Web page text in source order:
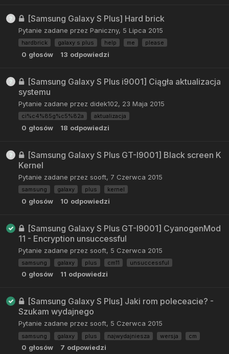
[Samsung Galaxy S Plus] Hard brick
Pytanie zadane przez Paniczny, 5 Lipca 2015
hardbrick galaxy s plus help me please
0 głosów 13 odpowiedzi
[Samsung Galaxy S Plus i9001] Ciągła aktualizacja
systemu
Pytanie zadane przez didek102, 23 Maja 2015
ci%c4%85g%c5%82a aktualizacja
0 głosów 18 odpowiedzi
[Samsung Galaxy S Plus GT-I9001] Black screen K
Kernel
Pytanie zadane przez sooft, 7 Czerwca 2015
samsung galaxy plus kernel
0 głosów 10 odpowiedzi
[Samsung Galaxy S Plus GT-I9001] CyanogenMod
11 - Encryption unsuccessful
Pytanie zadane przez sooft, 5 Czerwca 2015
samsung galaxy plus cm11 unsuccessful
0 głosów 11 odpowiedzi
[Samsung Galaxy S Plus] Jaki rom poleceacie? -
Szukam wydajnego
Pytanie zadane przez sooft, 5 Czerwca 2015
samsung galaxy plus najwydajniesza wersja cm
0 głosów 7 odpowiedzi